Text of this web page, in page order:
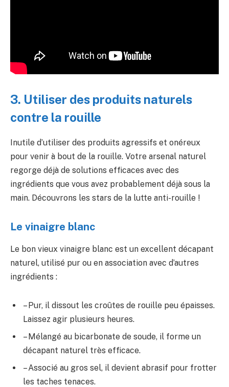
3. Utiliser des produits naturels
contre la rouille
Inutile d’utiliser des produits agressifs et onéreux
pour venir à bout de la rouille. Votre arsenal naturel
regorge déjà de solutions efficaces avec des
ingrédients que vous avez probablement déjà sous la
main. Découvrons les stars de la lutte anti-rouille !
Le vinaigre blanc
Le bon vieux vinaigre blanc est un excellent décapant
naturel, utilisé pur ou en association avec d’autres
ingrédients :
– Pur, il dissout les croûtes de rouille peu épaisses.
Laissez agir plusieurs heures.
– Mélangé au bicarbonate de soude, il forme un
décapant naturel très efficace.
– Associé au gros sel, il devient abrasif pour frotter
les taches tenaces.